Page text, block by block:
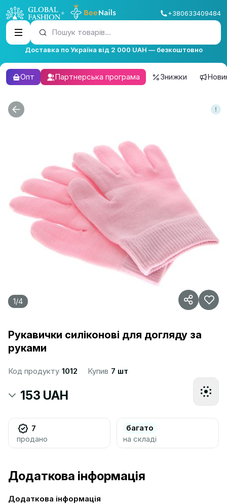
+380633409484
Пошук товарів...
Доставка по Україна від 2 000 UAH — безкоштовно
Опт Партнерська програма Знижки
1/4
Рукавички силіконові для догляду за
руками
Код продукту 1012 Купив 7 шт
153 UAH
7
продано
багато
на складі
Додаткова інформація
Додаткова інформація